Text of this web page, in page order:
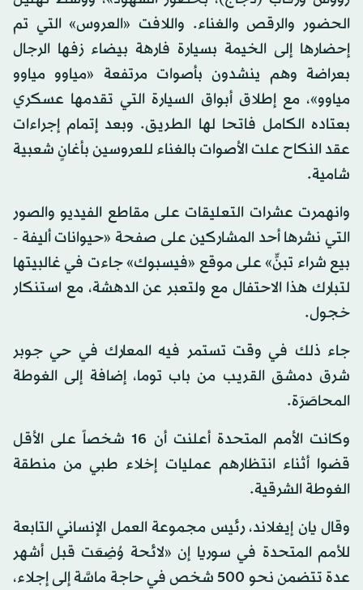
الحضور والرقص والغناء. واللافت «العروس» التي تم
إحضارها إلى الخيمة بسيارة فارهة بيضاء زفها الرجال
بعراضة وهم ينشدون بأصوات مرتفعة «مياوو مياوو
مياوو»، مع إطلاق أبواق السيارة التي تقدمها عسكري
بعتاده الكامل فاتحا لها الطريق. وبعد إتمام إجراءات
عقد النكاح علت الأصوات بالغناء للعروسين بأغانٍ شعبية
شامية.
وانهمرت عشرات التعليقات على مقاطع الفيديو والصور
التي نشرها أحد المشاركين على صفحة «حيوانات أليفة -
بيع شراء تبنٍّ» على موقع «فيسبوك» جاءت في غالبيتها
لتبارك هذا الاحتفال مع ولتعبر عن الدهشة، مع استنكار
خجول.
جاء ذلك في وقت تستمر فيه المعارك في حي جوبر
شرق دمشق القريب من باب توما، إضافة إلى الغوطة
المحاصَرَة.
وكانت الأمم المتحدة أعلنت أن 16 شخصاً على الأقل
قضوا أثناء انتظارهم عمليات إخلاء طبي من منطقة
الغوطة الشرقية.
وقال يان إيغلاند، رئيس مجموعة العمل الإنساني التابعة
للأمم المتحدة في سوريا إن «لائحة وُضِعَت قبل أشهر
عدة تتضمن نحو 500 شخص في حاجة ماسَّة إلى إجلاء،